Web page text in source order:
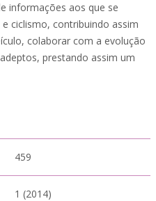
informações aos que se
ciclismo, contribuindo assim
colaborar com a evolução
prestando assim um
459
1 (2014)